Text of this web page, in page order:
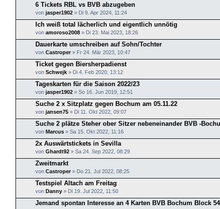
6 Tickets RBL vs BVB abzugeben
von jasper1902 » Di 9. Apr 2024, 11:24
Ich weiß total lächerlich und eigentlich unnötig
von amoroso2008 » Di 23. Mai 2023, 18:26
Dauerkarte umschreiben auf Sohn/Tochter
von Castroper» Fr 24. Mär 2023, 10:47
Ticket gegen Biersherpadienst
von Schwejk » Di 4. Feb 2020, 13:12
Tageskarten für die Saison 2022/23
von jasper1902 » So 16. Jun 2019, 12:51
Suche 2 x Sitzplatz gegen Bochum am 05.11.22
von jansen75 » Di 11. Okt 2022, 09:07
Suche 2 plätze Steher ober Sitzer nebeneinander BVB -
von Marcus » Sa 15. Okt 2022, 11:16
2x Auswärtstickets in Sevilla
von Ghardt92 » Sa 24. Sep 2022, 08:29
Zweitmarkt
von Castroper» Do 21. Jul 2022, 08:25
Testspiel Altach am Freitag
von Danny » Di 19. Jul 2022, 11:50
Jemand spontan Interesse an 4 Karten BVB Bochum Block 54